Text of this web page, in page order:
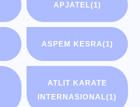
APJATEL(1)
ASPEM KESRA(1)
ATLIT KARATE
INTERNASIONAL(1)